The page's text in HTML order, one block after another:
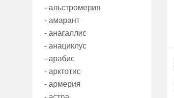
- альстромерия
- амарант
- анагаллис
- анациклус
- арабис
- арктотис
- армерия